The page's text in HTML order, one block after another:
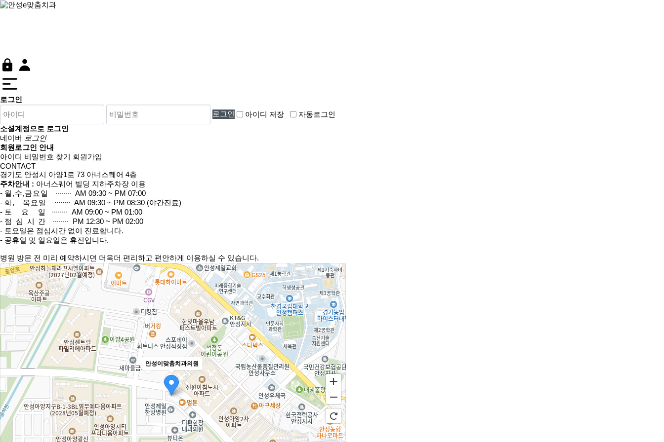
로그인
아이디 저장
자동로그인
소셜계정으로 로그인
네이버 로그인
회원로그인 안내
아이디 비밀번호 찾기 회원가입
CONTACT
경기도 안성시 아양1로 73 아너스퀘어 4층
주차안내 : 아너스퀘어 빌딩 지하주차장 이용
- 월,수,금요일
∙∙∙∙∙∙∙∙ AM 09:30 ~ PM 07:00
- 화, 목요일
∙∙∙∙∙∙∙∙ AM 09:30 ~ PM 08:30 (야간진료)
- 토 요 일
∙∙∙∙∙∙∙∙ AM 09:00 ~ PM 01:00
- 점심시간
∙∙∙∙∙∙∙∙ PM 12:30 ~ PM 02:00
- 토요일은 점심시간 없이 진료합니다.
- 공휴일 및 일요일은 휴진입니다.
병원 방문 전 미리 예약하시면 더욱더 편리하고 편안하게 이용하실 수 있습니다.
안성이맞춤치과의원